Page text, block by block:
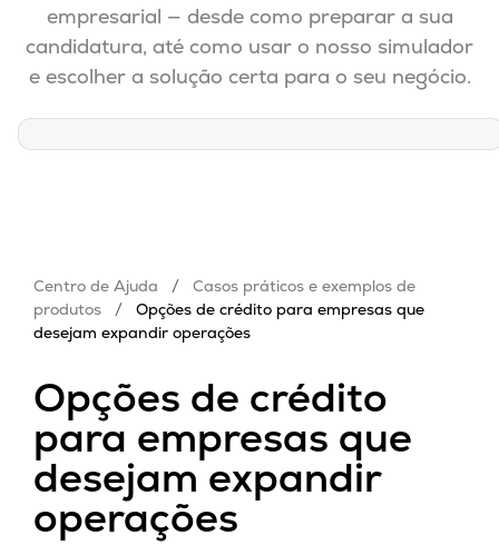
empresarial — desde como preparar a sua
candidatura, até como usar o nosso simulador
e escolher a solução certa para o seu negócio.
Centro de Ajuda /
Casos práticos e exemplos de
produtos
/
Opções de crédito para empresas que
desejam expandir operações
Opções de crédito
para empresas que
desejam expandir
operações